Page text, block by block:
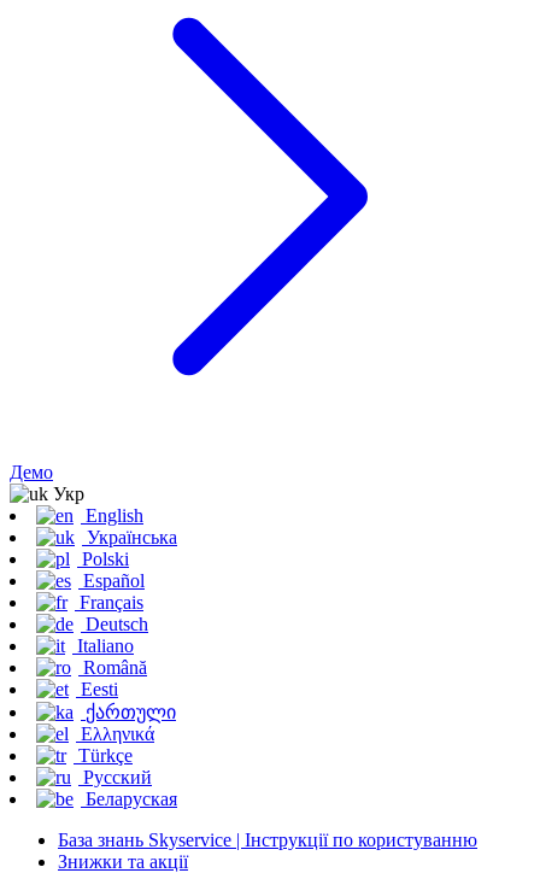
Демо
Укр
English
Українська
Polski
Español
Français
Deutsch
Italiano
Română
Eesti
ქართული
Ελληνικά
Türkçe
Русский
Беларуская
База знань Skyservice | Інструкції по користуванню
Знижки та акції